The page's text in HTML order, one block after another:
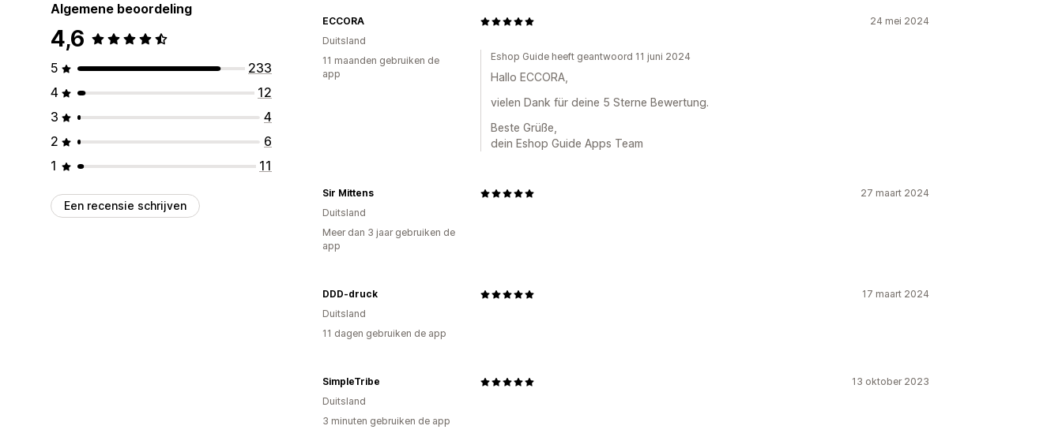
Algemene beoordeling
4,6
5
233
4
12
3
4
2
6
1
11
Een recensie schrijven
24 mei 2024
ECCORA
Duitsland
11 maanden gebruiken de
app
Eshop Guide heeft geantwoord 11 juni 2024
Hallo ECCORA,
vielen Dank für deine 5 Sterne Bewertung.
Beste Grüße,
dein Eshop Guide Apps Team
27 maart 2024
Sir Mittens
Duitsland
Meer dan 3 jaar gebruiken de
app
17 maart 2024
DDD-druck
Duitsland
11 dagen gebruiken de app
13 oktober 2023
SimpleTribe
Duitsland
3 minuten gebruiken de app